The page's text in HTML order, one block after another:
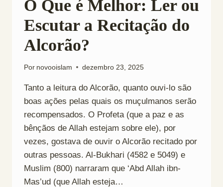
O Que é Melhor: Ler ou
Escutar a Recitação do
Alcorão?
Por novooislam dezembro 23, 2025
Tanto a leitura do Alcorão, quanto ouvi-lo são
boas ações pelas quais os muçulmanos serão
recompensados. O Profeta (que a paz e as
bênçãos de Allah estejam sobre ele), por
vezes, gostava de ouvir o Alcorão recitado por
outras pessoas. Al-Bukhari (4582 e 5049) e
Muslim (800) narraram que ‘Abd Allah ibn-
Mas’ud (que Allah esteja…